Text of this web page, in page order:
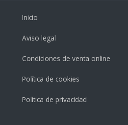
Inicio
Aviso legal
Condiciones de venta online
Política de cookies
Política de privacidad